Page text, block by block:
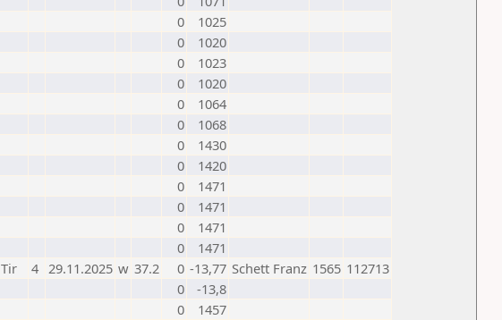
0
1025
0
1020
0
1023
0
1020
0
1064
0
1068
0
1430
0
1420
0
1471
0
1471
0
1471
0
1471
Tir 4 29.11.2025 w 37.2 0 -13,77 Schett Franz 1565 112713
0
-13,8
0 1457